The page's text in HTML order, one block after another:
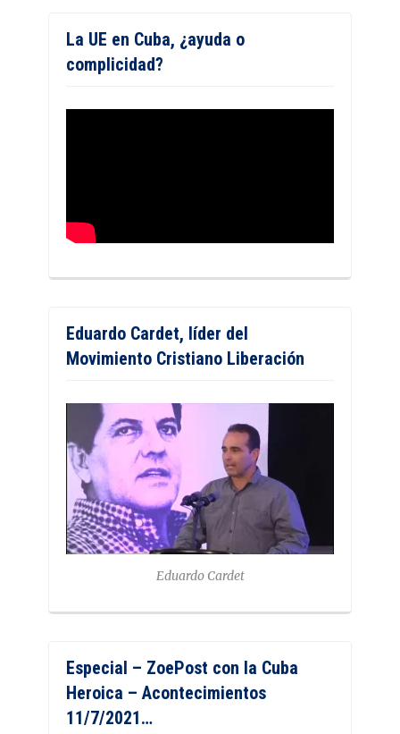
La UE en Cuba, ¿ayuda o
complicidad?
Eduardo Cardet, líder del
Movimiento Cristiano Liberación
Eduardo Cardet
Especial – ZoePost con la Cuba
Heroica – Acontecimientos
11/7/2021…